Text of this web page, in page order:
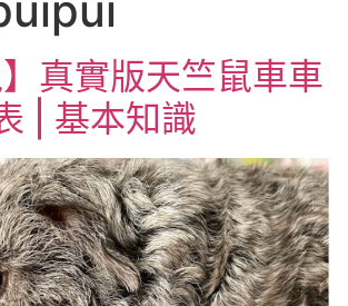
】真實版天竺鼠車車
| 基本知識